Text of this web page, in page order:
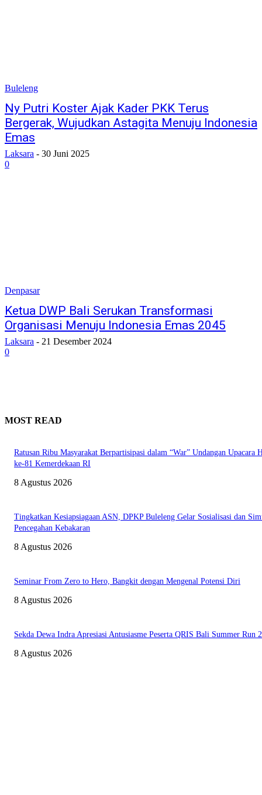
Buleleng
Ny Putri Koster Ajak Kader PKK Terus
Bergerak, Wujudkan Astagita Menuju Indonesia
Emas
Laksara - 30 Juni 2025
0
Denpasar
Ketua DWP Bali Serukan Transformasi
Organisasi Menuju Indonesia Emas 2045
Laksara - 21 Desember 2024
0
MOST READ
Ratusan Ribu Masyarakat Berpartisipasi dalam “War” Undangan Upacara
ke-81 Kemerdekaan RI
8 Agustus 2026
Tingkatkan Kesiapsiagaan ASN, DPKP Buleleng Gelar Sosialisasi dan
Pencegahan Kebakaran
8 Agustus 2026
Seminar From Zero to Hero, Bangkit dengan Mengenal Potensi Diri
8 Agustus 2026
Sekda Dewa Indra Apresiasi Antusiasme Peserta QRIS Bali Summer Run
8 Agustus 2026